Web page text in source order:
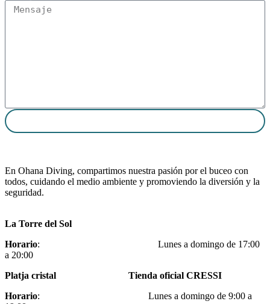
En Ohana Diving, compartimos nuestra pasión por el buceo con
todos, cuidando el medio ambiente y promoviendo la diversión y la
seguridad.
La Torre del Sol
Horario: Lunes a domingo de 17:00
a 20:00
Platja cristal Tienda oficial CRESSI
Horario: Lunes a domingo de 9:00 a